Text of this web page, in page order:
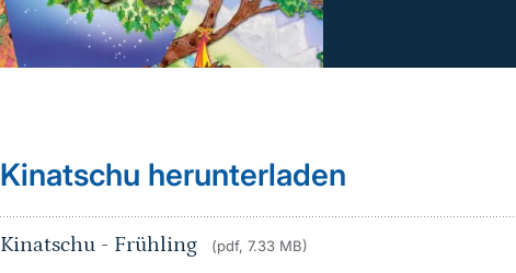
Kinatschu herunterladen
Kinatschu - Frühling (pdf, 7.33 MB)